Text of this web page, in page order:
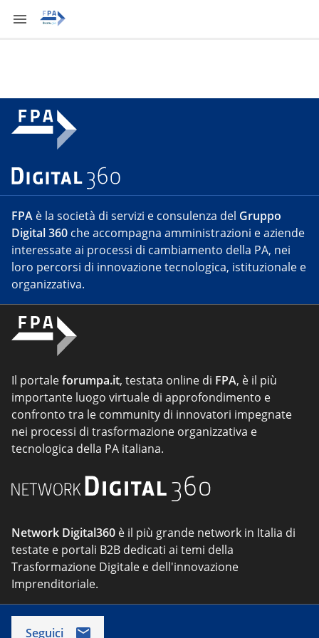
FPA è la società di servizi e consulenza del Gruppo
Digital 360 che accompagna amministrazioni e aziende
interessate ai processi di cambiamento della PA, nei
loro percorsi di innovazione tecnologica, istituzionale e
organizzativa.
Il portaleforumpa.it, testata online di FPA, è il più
importante luogo virtuale di approfondimento e
confronto tra le community di innovatori impegnate
nei processi di trasformazione organizzativa e
tecnologica della PA italiana.
Network Digital360 è il più grande network in Italia di
testate e portali B2B dedicati ai temi della
Trasformazione Digitale e dell'innovazione
Imprenditoriale.
Seguici